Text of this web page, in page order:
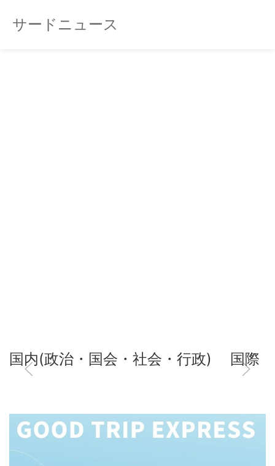
サードニュース
国内(政治・国会・社会・行政) 国際